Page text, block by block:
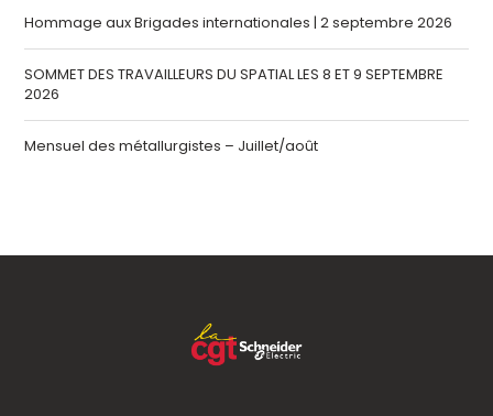
Hommage aux Brigades internationales | 2 septembre 2026
SOMMET DES TRAVAILLEURS DU SPATIAL LES 8 ET 9 SEPTEMBRE
2026
Mensuel des métallurgistes – Juillet/août